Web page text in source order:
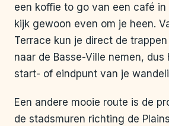
een koffie to go van een café in
kijk gewoon even om je heen.
Terrace kun je direct de
naar de Basse-Ville nemen,
start- of eindpunt van je
Een andere mooie route is de
de stadsmuren richting de